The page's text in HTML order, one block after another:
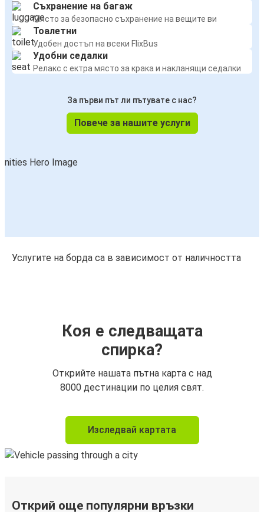
Съхранение на багаж
Място за безопасно съхранение на вещите ви
Тоалетни
Удобен достъп на всеки FlixBus
Удобни седалки
Релакс с ектра място за крака и накланящи седалки
За първи път ли пътувате с нас?
Повече за нашите услуги
Услугите на борда са в зависимост от наличността
Коя е следващата
спирка?
Открийте нашата пътна карта с над
8000 дестинации по целия свят.
Изследвай картата
Открий още популярни връзки